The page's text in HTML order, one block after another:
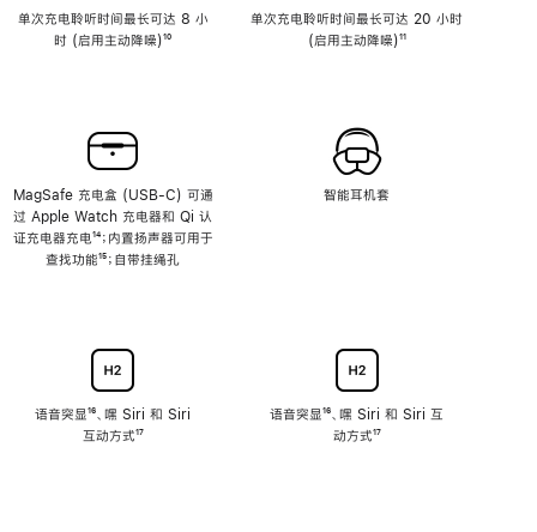
单次充电聆听时间最长可达 8 小
时 (启用主动降噪)脚
¹⁰
MagSafe 充电盒 (USB-C) 可通
过 Apple Watch 充电器和 Qi 认
证充电器充电脚
注
¹⁴；内置扬声器可用于
查找功能脚
¹⁵；自带挂绳孔
语音突显脚
注
¹⁶、嘿 Siri 和 Siri
互动方式脚
¹⁷
单次充电聆听时间最长可达 20 小时
(启用主动降噪)脚
¹¹
智能耳机套
语音突显脚
注
¹⁶、嘿 Siri 和 Siri 互
动方式脚
¹⁷